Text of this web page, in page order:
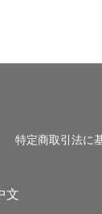
特定商取引法に
文